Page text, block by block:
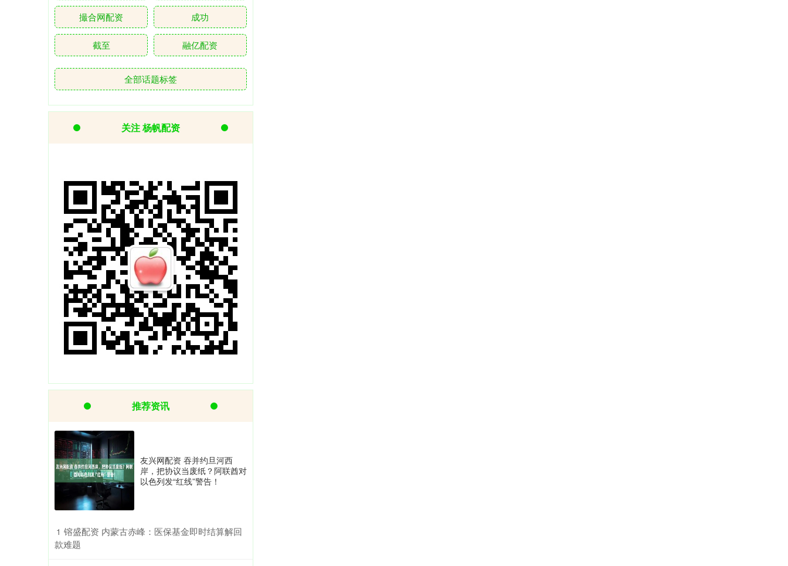
撮合网配资 成功
截至 融亿配资
全部话题标签
关注 杨帆配资
推荐资讯
友兴网配资 吞并约旦河西
岸，把协议当废纸？阿联酋对
以色列发“红线”警告！
1 ​镕盛配资 内蒙古赤峰：医保基金即时结算解回
款难题